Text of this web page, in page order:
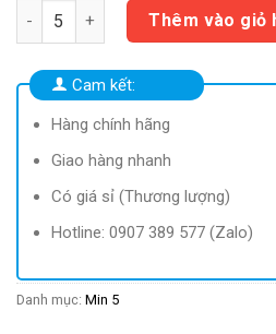
là:
69.360 ₫.
tại
là:
MerciDayz Desogestrel 0.15mg
Thêm vào giỏ
Cam kết:
Hàng chính hãng
Giao hàng nhanh
Có giá sỉ (Thương lượng)
Hotline: 0907 389 577 (Zalo)
Danh mục: Min 5